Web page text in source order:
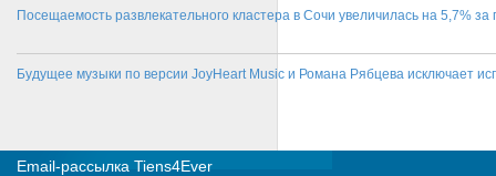
Посещаемость развлекательного кластера в Сочи увеличилась на 5,7% за
Будущее музыки по версии JoyHeart Music и Романа Рябцева исключает
Email-рассылка Tiens4Ever